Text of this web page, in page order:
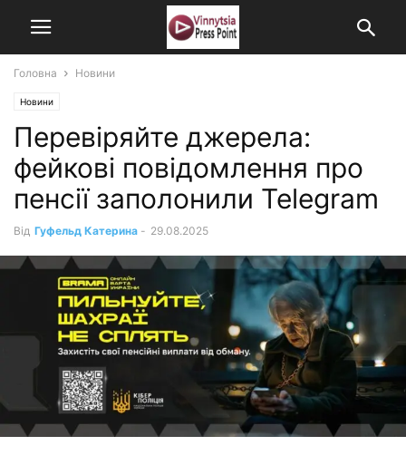
Головна Новини
Новини
Перевіряйте джерела:
фейкові повідомлення про
пенсії заполонили Telegram
Від Гуфельд Катерина - 29.08.2025